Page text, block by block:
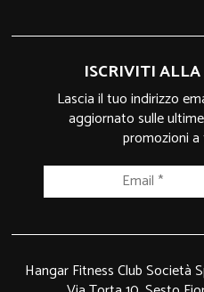
ISCRIVITI
Lascia il tuo indirizzo
aggiornato sulle
promozioni
Hangar Fitness Club Società